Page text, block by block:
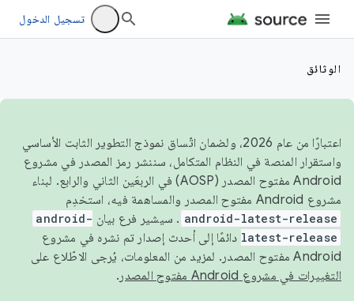
تسجيل الدخول
الوثائق
اعتبارًا من عام 2026، ولضمان اتّساق نموذج التطوير الثابت الأساسي
واستقرار المنصة في النظام المتكامل، سننشر رمز المصدر في مشروع
Android مفتوح المصدر (AOSP) في الربعَين الثاني والرابع. لبناء
مشروع Android مفتوح المصدر والمساهمة فيه، استخدِم
android-latest-release . سيشير فرع بيان android-
latest-release دائمًا إلى أحدث إصدار تم نشره في مشروع
Android مفتوح المصدر. لمزيد من المعلومات، يُرجى الاطّلاع على
التغييرات في مشروع Android مفتوح المصدر
.